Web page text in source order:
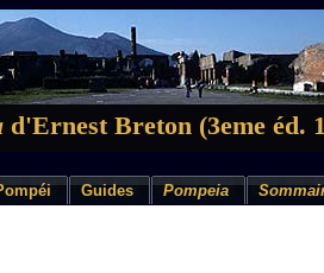
d'Ernest Breton (3eme éd.
Guides Pompeia